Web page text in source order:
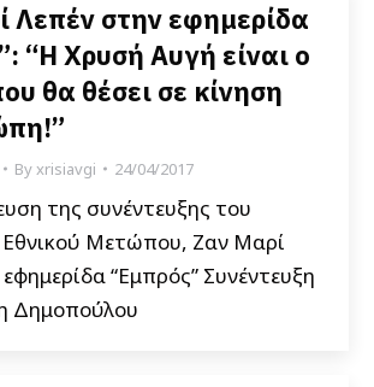
Λεπέν στην εφημερίδα
“Η Χρυσή Αυγή είναι ο
θα θέσει σε κίνηση
Byxrisiavgi 24/04/2017
της συνέντευξης του
Εθνικού Μετώπου, Ζαν Μαρί
“Εμπρός” Συνέντευξη
Δημοπούλου